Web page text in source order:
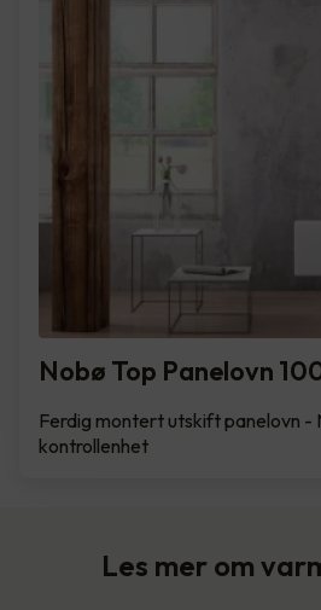
Nobø Top Panelovn
Ferdig montert utskift panelovn -
kontrollenhet
Les mer om